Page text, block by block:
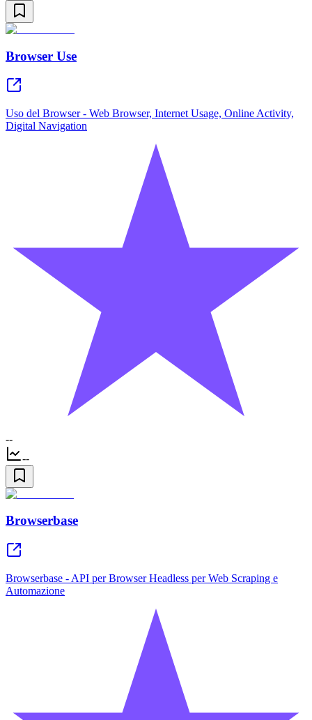
Browser Use
Uso del Browser - Web Browser, Internet Usage, Online Activity,
Digital Navigation
--
--
Browserbase
Browserbase - API per Browser Headless per Web Scraping e
Automazione